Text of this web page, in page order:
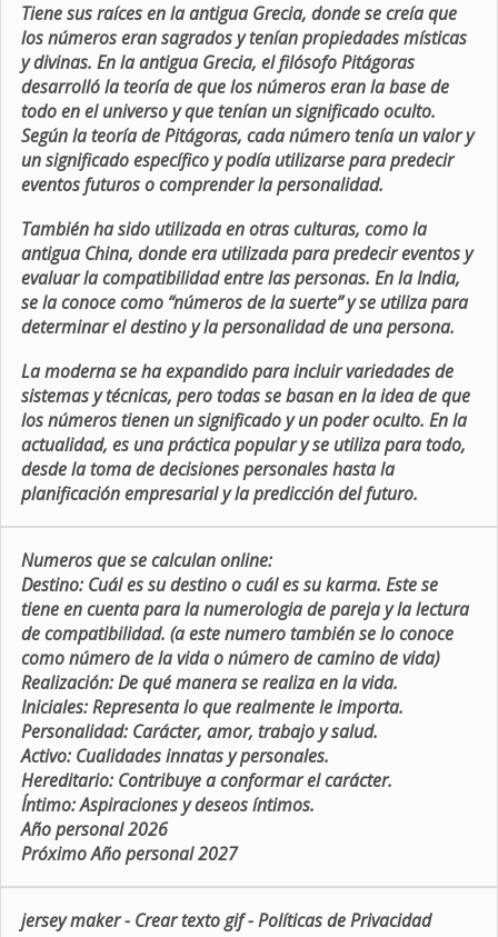
Tiene sus raíces en la antigua Grecia, donde se creía que
los números eran sagrados y tenían propiedades místicas
y divinas. En la antigua Grecia, el filósofo Pitágoras
desarrolló la teoría de que los números eran la base de
todo en el universo y que tenían un significado oculto.
Según la teoría de Pitágoras, cada número tenía un valor y
un significado específico y podía utilizarse para predecir
eventos futuros o comprender la personalidad.
También ha sido utilizada en otras culturas, como la
antigua China, donde era utilizada para predecir eventos y
evaluar la compatibilidad entre las personas. En la India,
se la conoce como “números de la suerte” y se utiliza para
determinar el destino y la personalidad de una persona.
La moderna se ha expandido para incluir variedades de
sistemas y técnicas, pero todas se basan en la idea de que
los números tienen un significado y un poder oculto. En la
actualidad, es una práctica popular y se utiliza para todo,
desde la toma de decisiones personales hasta la
planificación empresarial y la predicción del futuro.
Numeros que se calculan online:
Destino: Cuál es su destino o cuál es su karma. Este se
tiene en cuenta para la numerologia de pareja y la lectura
de compatibilidad. (a este numero también se lo conoce
como número de la vida o número de camino de vida)
Realización:De qué manera se realiza en la vida.
Iniciales:Representa lo que realmente le importa.
Personalidad:Carácter, amor, trabajo y salud.
Activo:Cualidades innatas y personales.
Hereditario:Contribuye a conformar el carácter.
Íntimo:Aspiraciones y deseos íntimos.
Año personal 2026
Próximo Año personal 2027
jersey maker- Crear texto gif-Políticas de Privacidad